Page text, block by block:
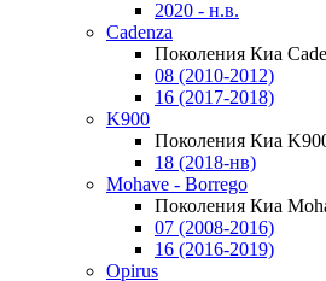
2020 - н.в.
Cadenza
Поколения Киа
08 (2010-2012)
16 (2017-2018)
K900
Поколения Киа
18 (2018-нв)
Mohave - Borrego
Поколения Киа
07 (2008-2016)
16 (2016-2019)
Opirus